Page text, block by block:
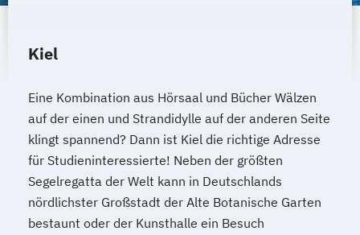
Kiel
Eine Kombination aus Hörsaal und Bücher Wälzen
auf der einen und Strandidylle auf der anderen Seite
klingt spannend? Dann ist Kiel die richtige Adresse
für Studieninteressierte! Neben der größten
Segelregatta der Welt kann in Deutschlands
nördlichster Großstadt der Alte Botanische Garten
bestaunt oder der Kunsthalle ein Besuch